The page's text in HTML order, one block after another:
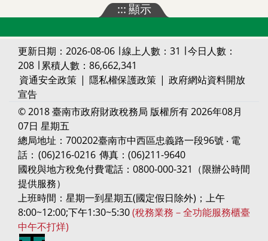
:::顯示
更新日期：2026-08-06 ∣ 線上人數：31 ∣ 今日人數：
208 ∣ 累積人數：86,662,341
資通安全政策 | 隱私權保護政策 | 政府網站資料開放
宣告
© 2018 臺南市政府財政稅務局 版權所有 2026年08月
07日 星期五
總局地址：700202臺南市中西區忠義路一段96號 ‧ 電
話： (06)216-0216 傳真：(06)211-9640
國稅與地方稅免付費電話：0800-000-321（限辦公時間
提供服務）
上班時間：星期一到星期五(國定假日除外)；上午
8:00~12:00;下午1:30~5:30(稅務業務－全功能服務櫃臺
中午不打烊)